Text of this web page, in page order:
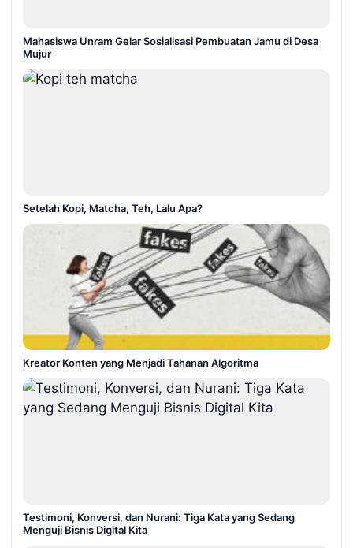
Mahasiswa Unram Gelar Sosialisasi Pembuatan Jamu di Desa
Mujur
Setelah Kopi, Matcha, Teh, Lalu Apa?
Kreator Konten yang Menjadi Tahanan Algoritma
Testimoni, Konversi, dan Nurani: Tiga Kata yang Sedang
Menguji Bisnis Digital Kita